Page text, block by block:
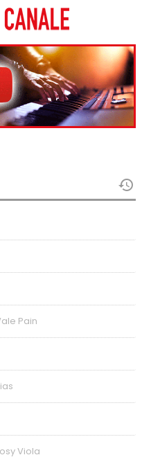
Pain
Viola